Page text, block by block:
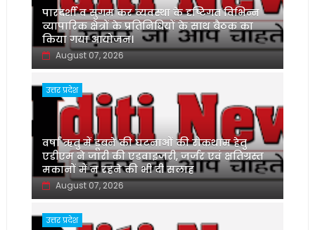
पारदर्शी व सुगम कर व्यवस्था के दृष्टिगत विभिन्न
व्यापारिक क्षेत्रों के प्रतिनिधियों के साथ बैठक का
किया गया आयोजन।
August 07, 2026
उत्तर प्रदेश
वर्षा ऋतु में डूबने की घटनाओं की रोकथाम हेतु
एडीएम ने जारी की एडवाइजरी, जर्जर एवं क्षतिग्रस्त
मकानों में न रहने की भी दी सलाह
August 07, 2026
उत्तर प्रदेश